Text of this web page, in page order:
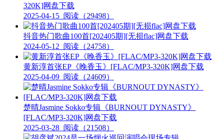
320K]网盘下载
2025-04-15 阅读（29498）
抖音热门歌曲100首[202405期][无损flac]网盘下载
2024-05-12 阅读（24758）
黄新淳首张EP《晚香玉》[FLAC/MP3-320K]网盘下载
2025-04-09 阅读（24609）
楚晴Jasmine Sokko专辑《BURNOUT DYNASTY》
[FLAC/MP3-320K]网盘下载
2025-03-28 阅读（21508）